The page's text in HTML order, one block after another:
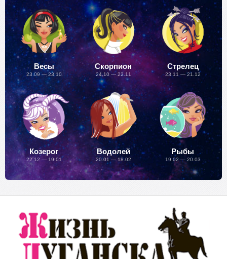
Весы
23.09 — 23.10
Скорпион
24.10 — 22.11
Стрелец
23.11 — 21.12
Козерог
22.12 — 19.01
Водолей
20.01 — 18.02
Рыбы
19.02 — 20.03